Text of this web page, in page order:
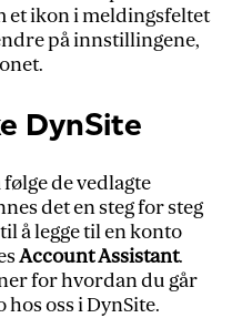
et ikon i meldingsfeltet
på innstillingene,
DynSite
de vedlagte
det en steg for steg
å legge til en konto
Account Assistant.
for hvordan du går
oss i DynSite.